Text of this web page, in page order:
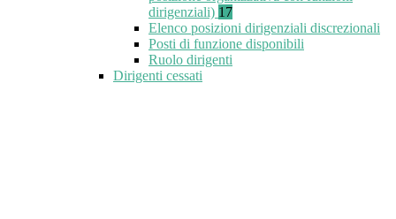
dirigenziali) 17
Elenco posizioni dirigenziali discrezionali
Posti di funzione disponibili
Ruolo dirigenti
Dirigenti cessati